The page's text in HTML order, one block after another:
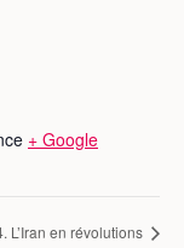
+ Google
L’Iran en révolutions